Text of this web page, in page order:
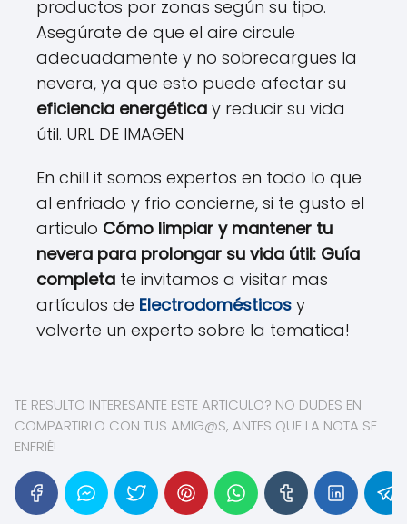
productos por zonas según su tipo.
Asegúrate de que el aire circule
adecuadamente y no sobrecargues la
nevera, ya que esto puede afectar su
eficiencia energética y reducir su vida
útil. URL DE IMAGEN
En chill it somos expertos en todo lo que
al enfriado y frio concierne, si te gusto el
articulo Cómo limpiar y mantener tu
nevera para prolongar su vida útil: Guía
completa te invitamos a visitar mas
artículos de Electrodomésticos y
volverte un experto sobre la tematica!
TE RESULTO INTERESANTE ESTE ARTICULO? NO DUDES EN
COMPARTIRLO CON TUS AMIG@S, ANTES QUE LA NOTA SE
ENFRIÉ!